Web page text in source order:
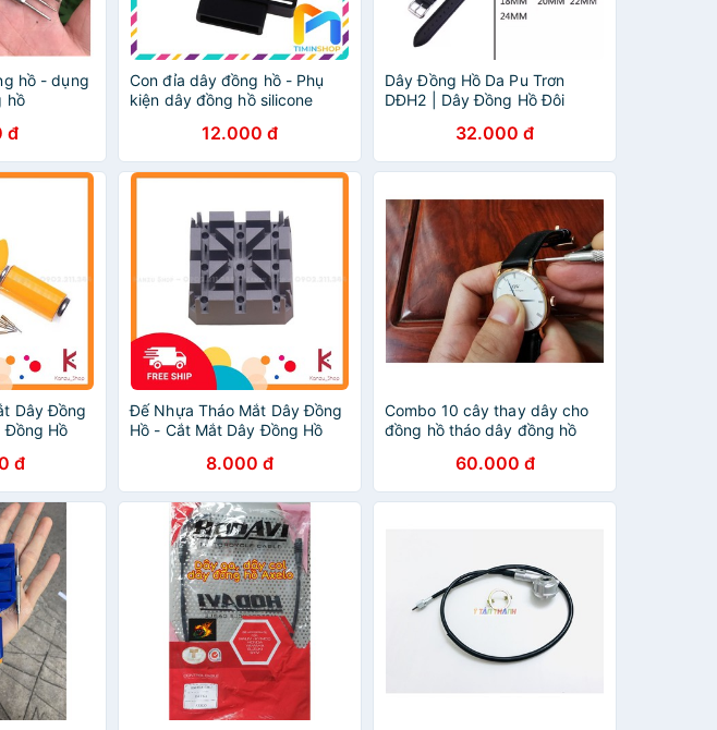
hồ - dụng
hồ
đ
Con đỉa dây đồng hồ - Phụ
kiện dây đồng hồ silicone
12.000 đ
Dây Đồng Hồ Da Pu Trơn
DĐH2 | Dây Đồng Hồ Đôi
32.000 đ
Dây Đồng
Đồng Hồ
đ
Đế Nhựa Tháo Mắt Dây Đồng
Hồ - Cắt Mắt Dây Đồng Hồ
8.000 đ
Combo 10 cây thay dây cho
đồng hồ tháo dây đồng hồ
60.000 đ